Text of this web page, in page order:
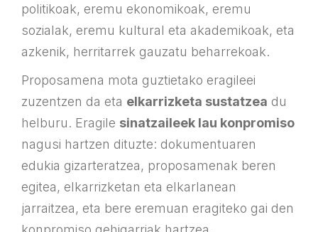
politikoak, eremu ekonomikoak, eremu
sozialak, eremu kultural eta akademikoak, eta
azkenik, herritarrek gauzatu beharrekoak.
Proposamena mota guztietako eragileei
zuzentzen da eta elkarrizketa sustatzea du
helburu. Eragile sinatzaileek lau konpromiso
nagusi hartzen dituzte: dokumentuaren
edukia gizarteratzea, proposamenak beren
egitea, elkarrizketan eta elkarlanean
jarraitzea, eta bere eremuan eragiteko gai den